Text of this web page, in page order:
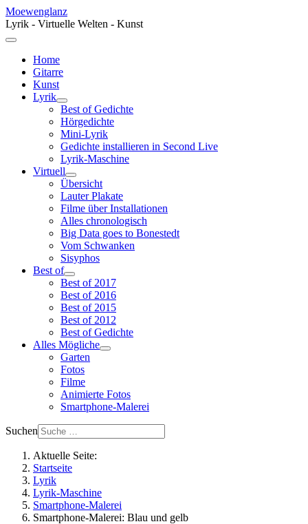
Moewenglanz
Lyrik - Virtuelle Welten - Kunst
Home
Gitarre
Kunst
Lyrik
Best of Gedichte
Hörgedichte
Mini-Lyrik
Gedichte installieren in Second Live
Lyrik-Maschine
Virtuell
Übersicht
Lauter Plakate
Filme über Installationen
Alles chronologisch
Big Data goes to Bonestedt
Vom Schwanken
Sisyphos
Best of
Best of 2017
Best of 2016
Best of 2015
Best of 2012
Best of Gedichte
Alles Mögliche
Garten
Fotos
Filme
Animierte Fotos
Smartphone-Malerei
Suchen
Aktuelle Seite:
Startseite
Lyrik
Lyrik-Maschine
Smartphone-Malerei
Smartphone-Malerei: Blau und gelb